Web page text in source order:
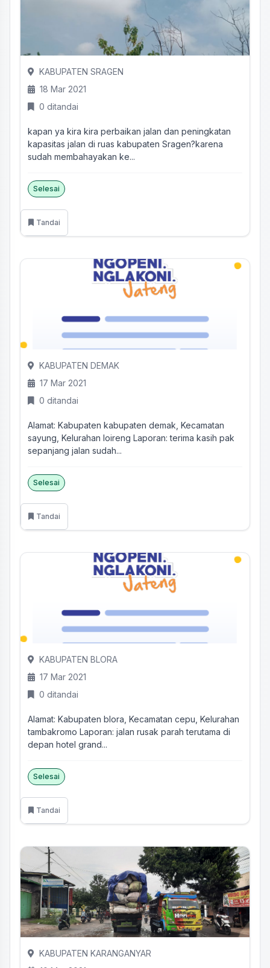
KABUPATEN SRAGEN
18 Mar 2021
0 ditandai
kapan ya kira kira perbaikan jalan dan peningkatan
kapasitas jalan di ruas kabupaten Sragen?karena
sudah membahayakan ke...
Selesai
Tandai
KABUPATEN DEMAK
17 Mar 2021
0 ditandai
Alamat: Kabupaten kabupaten demak, Kecamatan
sayung, Kelurahan loireng Laporan: terima kasih pak
sepanjang jalan sudah...
Selesai
Tandai
KABUPATEN BLORA
17 Mar 2021
0 ditandai
Alamat: Kabupaten blora, Kecamatan cepu, Kelurahan
tambakromo Laporan: jalan rusak parah terutama di
depan hotel grand...
Selesai
Tandai
KABUPATEN KARANGANYAR